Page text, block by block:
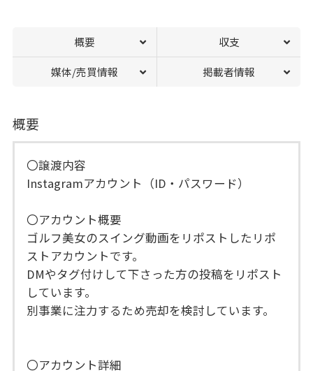
概要 収支
媒体/売買情報 掲載者情報
概要
〇譲渡内容
Instagramアカウント（ID・パスワード）
〇アカウント概要
ゴルフ美女のスイング動画をリポストしたリポ
ストアカウントです。
DMやタグ付けして下さった方の投稿をリポスト
しています。
別事業に注力するため売却を検討しています。
〇アカウント詳細